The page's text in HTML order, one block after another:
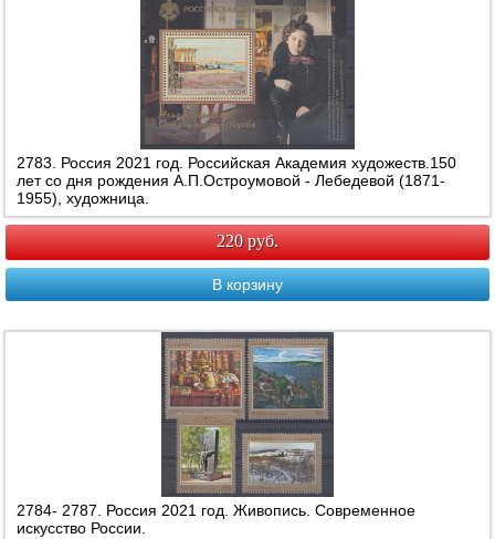
2783. Россия 2021 год. Российская Академия художеств.150
лет со дня рождения А.П.Остроумовой - Лебедевой (1871-
1955), художница.
220 руб.
В корзину
2784- 2787. Россия 2021 год. Живопись. Современное
искусство России.